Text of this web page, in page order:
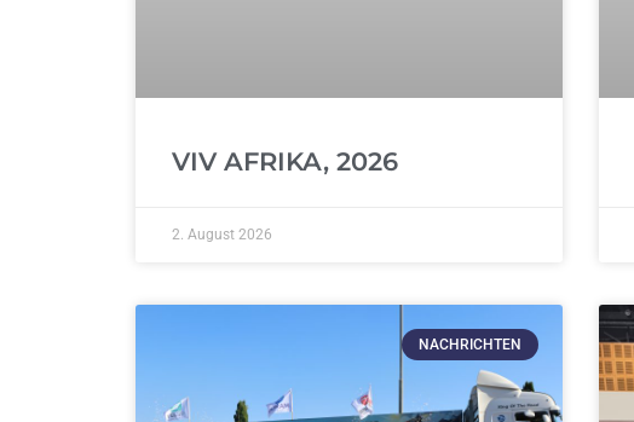
VIV AFRIKA, 2026
2. August 2026
NACHRICHTEN